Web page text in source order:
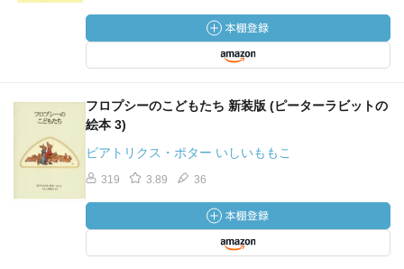
フロプシーのこどもたち 新装版 (ピーターラビットの
絵本 3)
ビアトリクス・ポター いしいももこ
319 3.89 36